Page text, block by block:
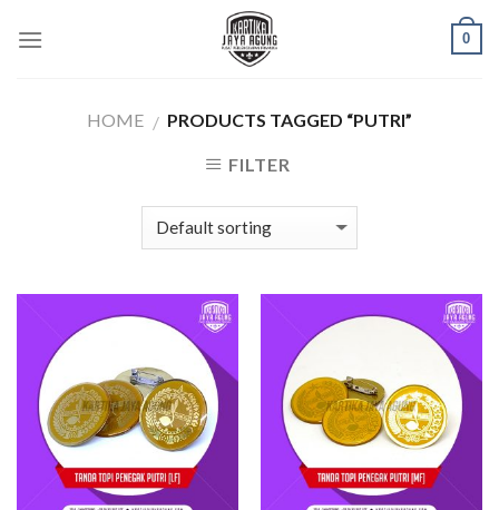
0
HOME / PRODUCTS TAGGED “PUTRI”
FILTER